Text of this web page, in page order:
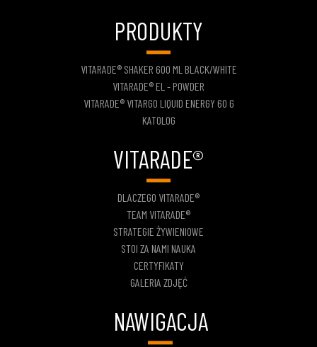
PRODUKTY
VITARADE® SHAKER 600 ML BLACK/WHITE
VITARADE® EL - POWDER
VITARADE® VITARGO LIQUID ENERGY 60 G
KATOLOG
VITARADE®
DLACZEGO VITARADE®
TEAM VITARADE®
STRATEGIE ŻYWIENIOWE
STOI ZA NAMI NAUKA
CERTYFIKATY
GALERIA ZDJĘĆ
NAWIGACJA